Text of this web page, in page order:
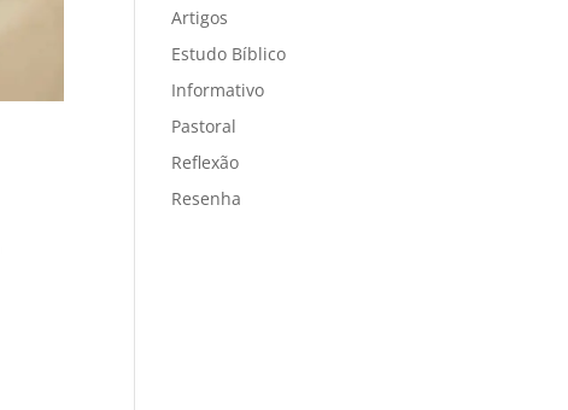
Artigos
Estudo Bíblico
Informativo
Pastoral
Reflexão
Resenha